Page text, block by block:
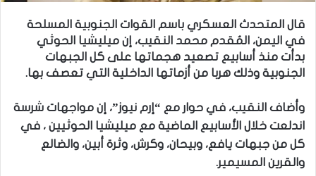
قال المتحدث العسكري باسم القوات الجنوبية المسلحة
في اليمن، المُقدم محمد النقيب، إن ميليشيا الحوثي
بدأت منذ أسابيع تصعيد هجماتها على كل الجبهات
الجنوبية وذلك هربا من أزماتها الداخلية التي تعصف بها.
وأضاف النقيب، في حوار مع “إرم نيوز”، إن مواجهات شرسة
اندلعت خلال الأسابيع الماضية مع ميليشيا الحوثيين ، في
كل من جبهات يافع، وبيحان، وكرش، وثرة أبين، والضالع
والقرين المسيمير.